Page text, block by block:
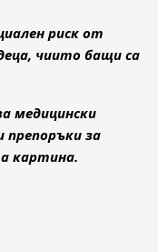
риск от
чиито бащи са
медицински
препоръки за
картина.